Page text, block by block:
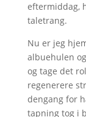
eftermiddag,
taletrang.
Nu er jeg
albuehulen
og tage det
regenerere
dengang for
tapning tog i